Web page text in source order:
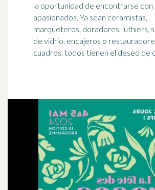
la oportunidad de encontrarse con
apasionados. Ya sean ceramistas,
marqueteros, doradores, luthiers,
de vidrio, encajeros o
cuadros, todos tienen el deseo de